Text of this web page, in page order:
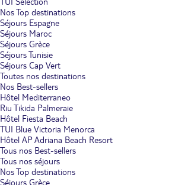
Nos Top destinations
Séjours Espagne
Séjours Maroc
Séjours Grèce
Séjours Tunisie
Séjours Cap Vert
Toutes nos destinations
Nos Best-sellers
Hôtel Mediterraneo
Riu Tikida Palmeraie
Hôtel Fiesta Beach
TUI Blue Victoria Menorca
Hôtel AP Adriana Beach Resort
Tous nos Best-sellers
Tous nos séjours
Nos Top destinations
Séjours Grèce